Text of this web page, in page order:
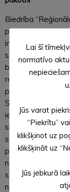
Biedrība
pārstāv 20
intereses, Jūs
septembra
budžeta un to
redakcijā. Mēs
pasākumi vairāku
Satversmes tiesas
ienākuma un
skolotāju un
steidzami
principiem.
nākamgad
savlaicīgas un
nevienlīdzības
Lai šī
normatīvo
Jūs varat
“Piekrītu”
klikšķinot uz
klikšķināt uz
Jūs jebkurā